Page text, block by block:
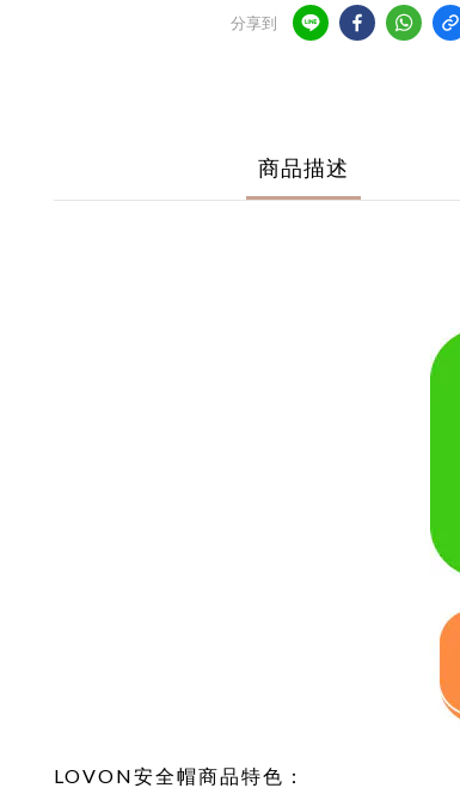
分享到
商品描述
LOVON安全帽商品特色：